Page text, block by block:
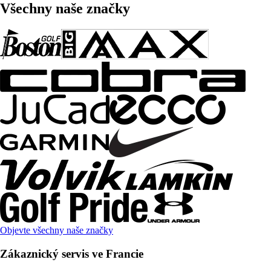
Všechny naše značky
Objevte všechny naše značky
Zákaznický servis ve Francie